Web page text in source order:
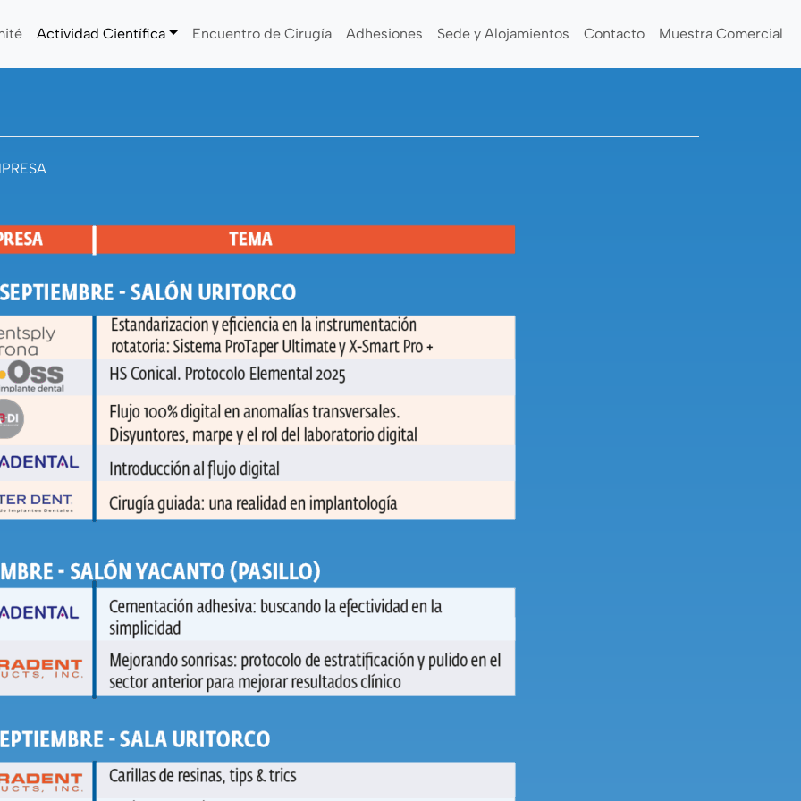
Actividad Científica Encuentro de Cirugía Adhesiones Sede y Alojamientos Contacto Muestra Comercial